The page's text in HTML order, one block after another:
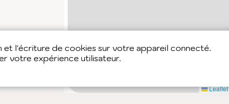
et l'écriture de cookies sur votre appareil connecté.
votre expérience utilisateur.
Leaflet